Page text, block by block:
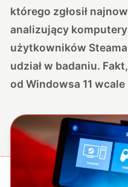
którego zgłosił
analizujący
użytkowników
udział w badaniu.
od Windowsa 11